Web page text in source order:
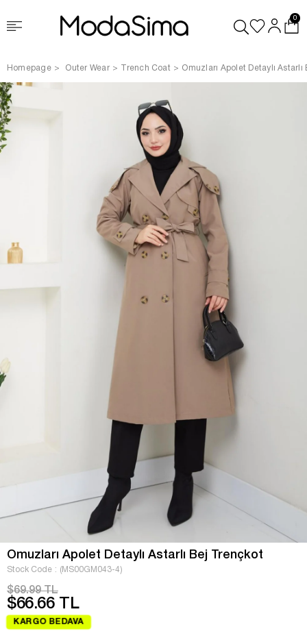
0
Homepage Outer Wear Trench Coat Omuzları Apolet Detaylı
Omuzları Apolet Detaylı Astarlı Bej Trençkot
Stock Code (MS00GM043-4)
$69.99 TL
$66.66 TL
KARGO BEDAVA